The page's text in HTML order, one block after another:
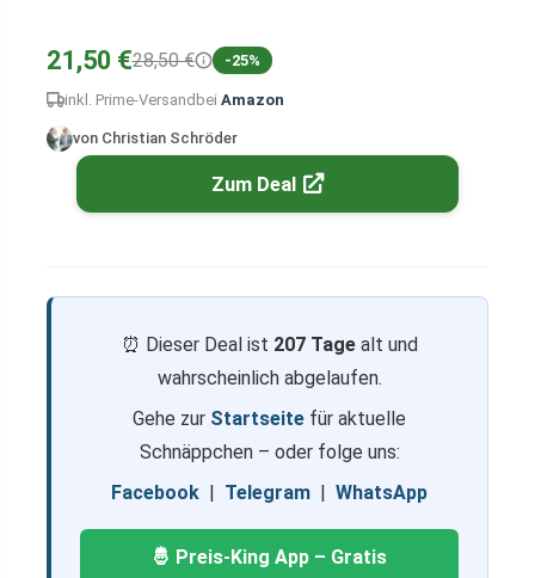
21,50 €28,50 € -25%
inkl. Prime-Versand bei Amazon
von Christian Schröder
Zum Deal
⏰ Dieser Deal ist 207 Tagealt und
wahrscheinlich abgelaufen.
Gehe zur Startseite für aktuelle
Schnäppchen – oder folge uns:
Facebook | Telegram | WhatsApp
🤴 Preis-King App – Gratis